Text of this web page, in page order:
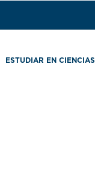
ESTUDIAR EN CIENCIAS